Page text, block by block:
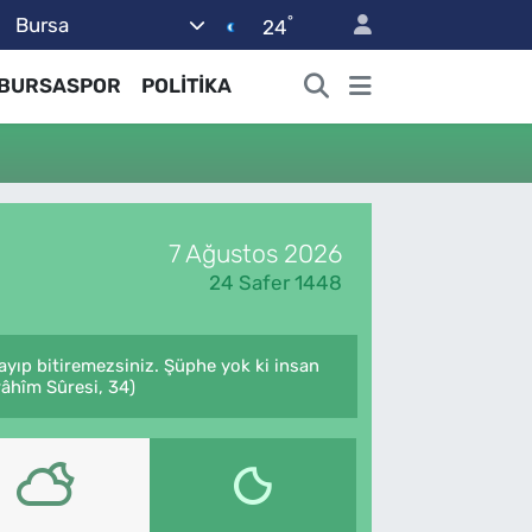
Bursa 24°
POLİTİKA
7 Ağustos 2026
24 Safer 1448
bitiremezsiniz. Şüphe yok ki insan
Sûresi, 34)